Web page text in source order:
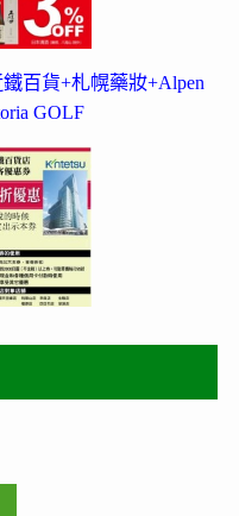
百貨+札幌藥妝+Alpen
GOLF